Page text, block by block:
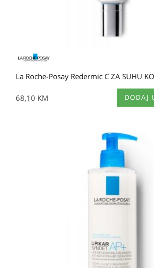
La Roche-Posay Redermic C ZA SUHU
68,10 KM DODAJ